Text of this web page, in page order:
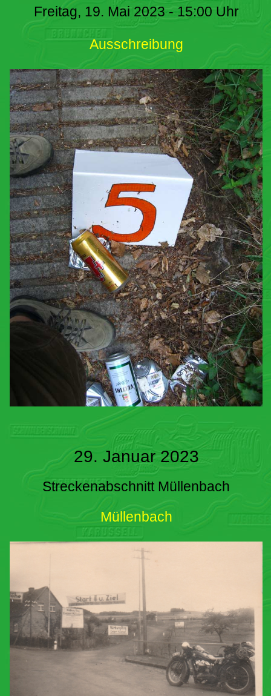
Freitag, 19. Mai 2023 - 15:00 Uhr
Ausschreibung
29. Januar 2023
Streckenabschnitt Müllenbach
Müllenbach